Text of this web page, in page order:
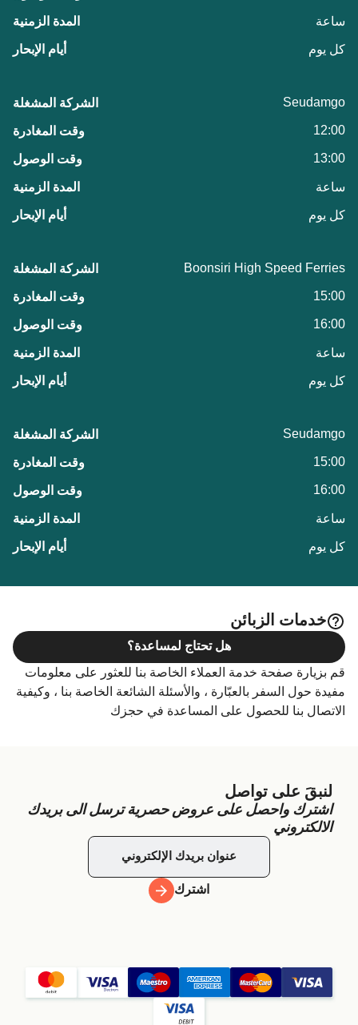
ساعة
كل يوم
Seudamgo
12:00
13:00
ساعة
كل يوم
Boonsiri High Speed Ferries
15:00
16:00
ساعة
كل يوم
Seudamgo
15:00
16:00
ساعة
كل يوم
خدمات الزبائن
قم بزيارة صفحة خدمة العملاء الخاصة بنا للعثور على معلومات
مفيدة حول السفر بالعبّارة ، والأسئلة الشائعة الخاصة بنا ، وكيفية
الاتصال بنا للحصول على المساعدة في حجزك
هل تحتاج لمساعدة؟
لنبقَ على تواصل
اشترك واحصل على عروض حصرية ترسل الى بريدك
الالكتروني
اشترك